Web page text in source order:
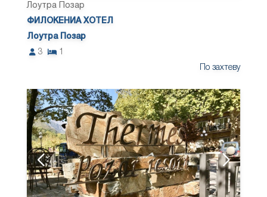
Лоутра Позар
ФИЛОКЕНИА ХОТЕЛ
Лоутра Позар
3
По захтеву